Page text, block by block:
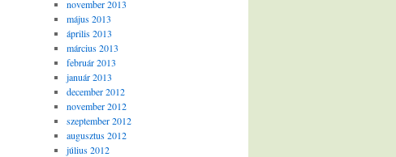
november 2013
május 2013
április 2013
március 2013
február 2013
január 2013
december 2012
november 2012
szeptember 2012
augusztus 2012
július 2012